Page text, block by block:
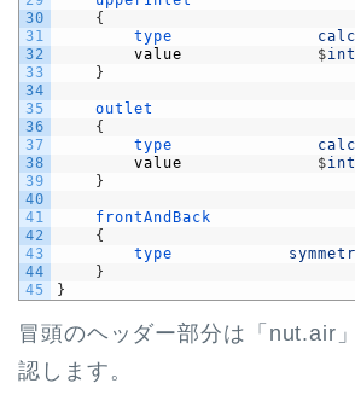
30
31
32
33
34
35
36
37
38
39
40
41
42
43
44
45
{
type
value
$
}
outlet
{
type
value
$
}
frontAndBack
{
type
}
}
冒頭のヘッダー部分は「nut.air
認します。